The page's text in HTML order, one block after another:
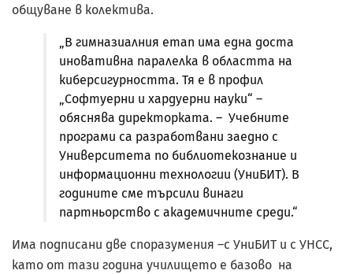
общуване в колектива.
„В гимназиалния етап има една доста
иновативна паралелка в областта на
киберсигурността. Тя е в профил
„Софтуерни и хардуерни науки“ –
обяснява директорката. – Учебните
програми са разработвани заедно с
Университета по библиотекознание и
информационни технологии (УниБИТ). В
годините сме търсили винаги
партньорство с академичните среди.“
Има подписани две споразумения –с УниБИТ и с УНСС,
като от тази година училището е базово на